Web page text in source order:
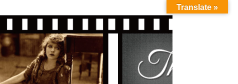
Translate »